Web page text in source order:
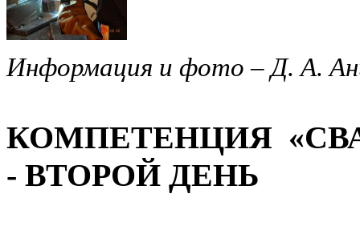
Информация и фото – Д. А.
КОМПЕТЕНЦИЯ
- ВТОРОЙ ДЕНЬ